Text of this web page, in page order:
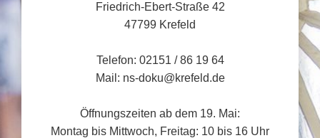
Friedrich-Ebert-Straße 42
47799 Krefeld
Telefon: 02151 / 86 19 64
Mail: ns-doku@krefeld.de
Öffnungszeiten ab dem 19. Mai:
Montag bis Mittwoch, Freitag: 10 bis 16 Uhr